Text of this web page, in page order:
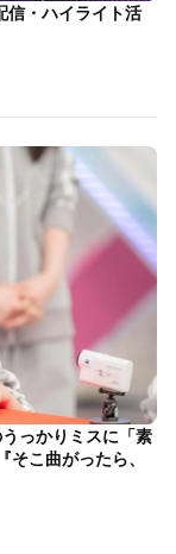
・ハイライト活
っかりミスに「素
こ曲がったら、